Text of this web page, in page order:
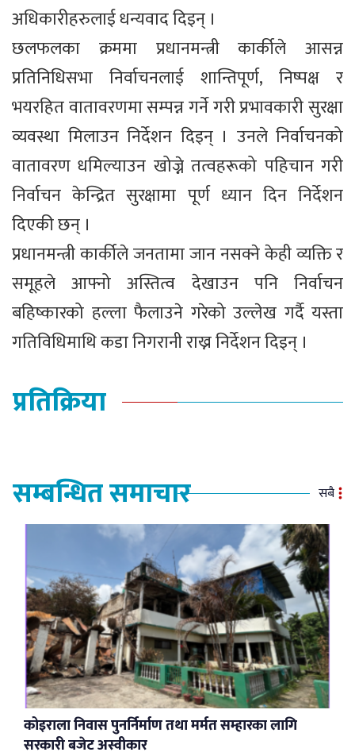
अधिकारीहरुलाई धन्यवाद दिइन् ।
छलफलका क्रममा प्रधानमन्त्री कार्कीले आसन्न
प्रतिनिधिसभा निर्वाचनलाई शान्तिपूर्ण, निष्पक्ष र
भयरहित वातावरणमा सम्पन्न गर्ने गरी प्रभावकारी सुरक्षा
व्यवस्था मिलाउन निर्देशन दिइन् । उनले निर्वाचनको
वातावरण धमिल्याउन खोज्ने तत्वहरूको पहिचान गरी
निर्वाचन केन्द्रित सुरक्षामा पूर्ण ध्यान दिन निर्देशन
दिएकी छन् ।
प्रधानमन्त्री कार्कीले जनतामा जान नसक्ने केही व्यक्ति र
समूहले आफ्नो अस्तित्व देखाउन पनि निर्वाचन
बहिष्कारको हल्ला फैलाउने गरेको उल्लेख गर्दै यस्ता
गतिविधिमाथि कडा निगरानी राख्न निर्देशन दिइन् ।
प्रतिक्रिया
सम्बन्धित समाचार सबै
कोइराला निवास पुनर्निर्माण तथा मर्मत सम्हारका लागि
सरकारी बजेट अस्वीकार